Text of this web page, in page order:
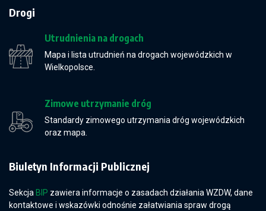
Drogi
Utrudnienia na drogach
Mapa i lista utrudnień na drogach wojewódzkich w
Wielkopolsce.
Zimowe utrzymanie dróg
Standardy zimowego utrzymania dróg wojewódzkich
oraz mapa.
Biuletyn Informacji Publicznej
Sekcja BIP zawiera informacje o zasadach działania WZDW, dane
kontaktowe i wskazówki odnośnie załatwiania spraw drogą